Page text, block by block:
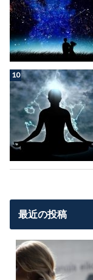
最近の投稿